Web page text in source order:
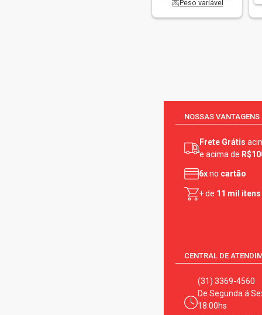
Peso variável
NOSSAS VANTAGENS
Frete Grátis
e acima de
6xno cartão
+ de 11 mil itens
CENTRAL DE
(31) 3369-4560
De Segunda á
18:00hs